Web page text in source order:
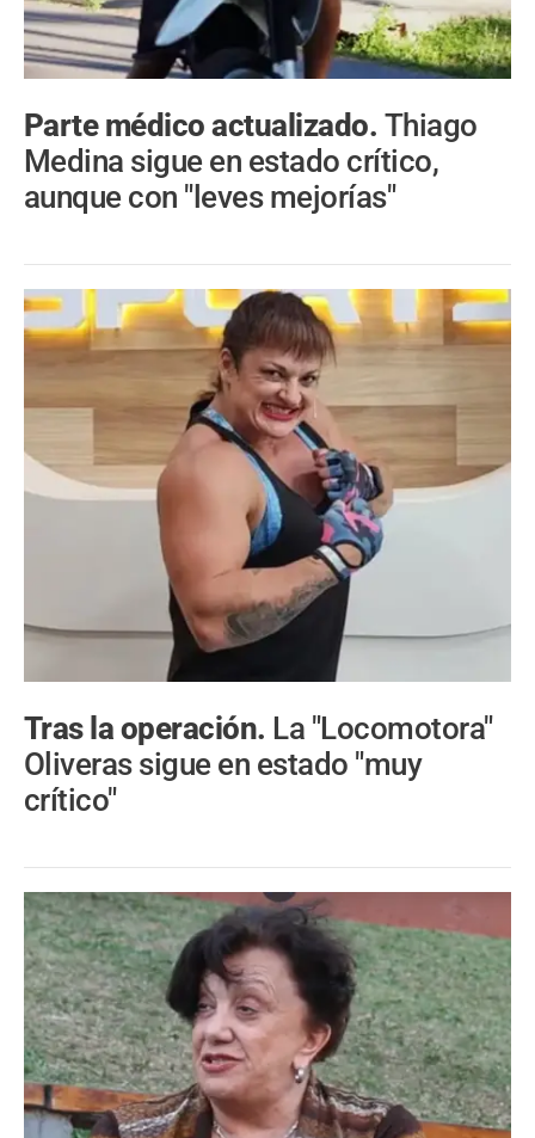
Parte médico actualizado. Thiago
Medina sigue en estado crítico,
aunque con "leves mejorías"
Tras la operación. La "Locomotora"
Oliveras sigue en estado "muy
crítico"